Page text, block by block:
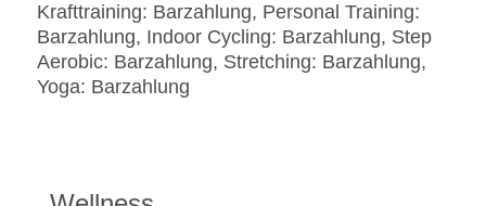
Krafttraining: Barzahlung, Personal Training:
Barzahlung, Indoor Cycling: Barzahlung, Step
Aerobic: Barzahlung, Stretching: Barzahlung,
Yoga: Barzahlung